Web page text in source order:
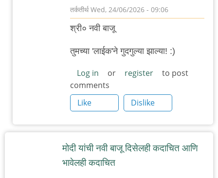
तर्कतीर्थWed, 24/06/2026 - 09:06
In
reply
to
by
'न'वी
बाजू
श्री० नवी बाजू
तुमच्या 'लाईक'ने गुदगुल्या झाल्या! :)
Log in or register
to post
comments
Like
Dislike
मोदी यांची नवी बाजू दिसेलही कदाचित आणि
भावेलही कदाचित